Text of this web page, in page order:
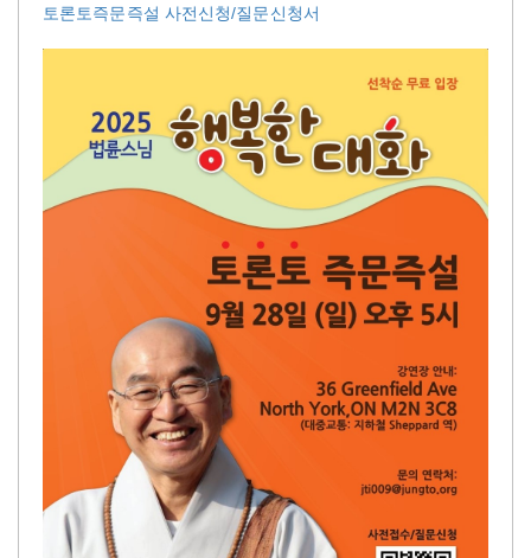
토론토즉문즉설 사전신청/질문신청서